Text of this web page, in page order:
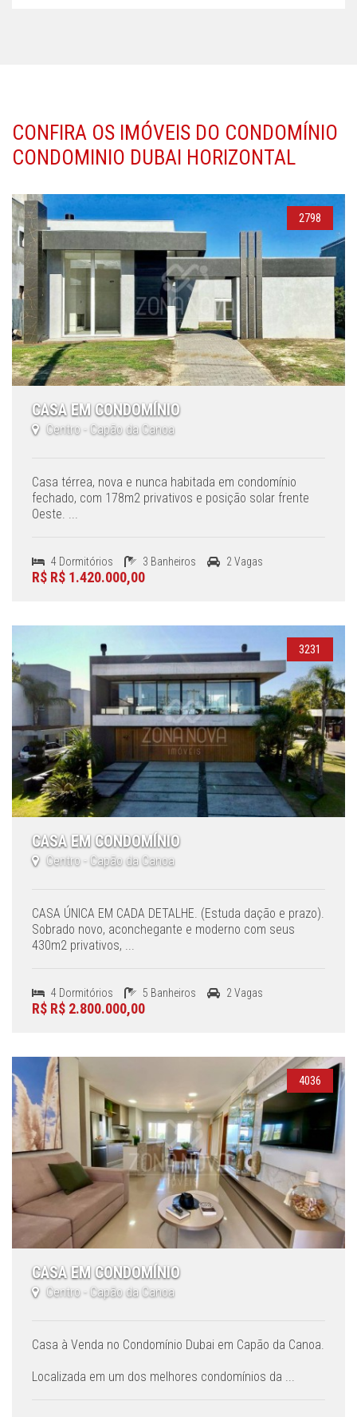
CONFIRA OS IMÓVEIS DO CONDOMÍNIO
CONDOMINIO DUBAI HORIZONTAL
2798
CASA EM CONDOMÍNIO
Centro - Capão da Canoa
Casa térrea, nova e nunca habitada em condomínio
fechado, com 178m2 privativos e posição solar frente
Oeste. ...
4 Dormitórios 3 Banheiros 2 Vagas
R$ R$ 1.420.000,00
3231
CASA EM CONDOMÍNIO
Centro - Capão da Canoa
CASA ÚNICA EM CADA DETALHE. (Estuda dação e prazo).
Sobrado novo, aconchegante e moderno com seus
430m2 privativos, ...
4 Dormitórios 5 Banheiros 2 Vagas
R$ R$ 2.800.000,00
4036
CASA EM CONDOMÍNIO
Centro - Capão da Canoa
Casa à Venda no Condomínio Dubai em Capão da Canoa.
Localizada em um dos melhores condomínios da ...